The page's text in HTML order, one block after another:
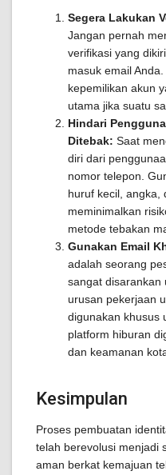
Segera Lakukan
Jangan pernah
verifikasi yang
masuk email
kepemilikan akun
utama jika suatu
Hindari
Ditebak: Saat
diri dari
nomor telepon.
huruf kecil, angka,
meminimalkan
metode tebakan
Gunakan Email
adalah seorang
sangat disarankan
urusan pekerjaan
digunakan khusus
platform hiburan
dan keamanan
Kesimpulan
Proses pembuatan
telah berevolusi menjadi
aman berkat kemajuan